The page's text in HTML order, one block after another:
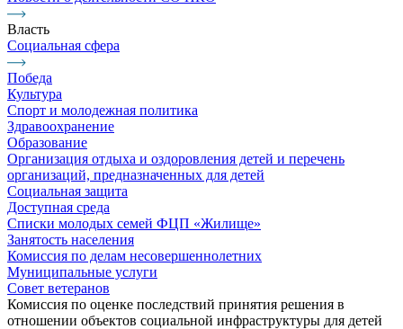
Власть
Социальная сфера
Победа
Культура
Спорт и молодежная политика
Здравоохранение
Образование
Организация отдыха и оздоровления детей и перечень
организаций, предназначенных для детей
Социальная защита
Доступная среда
Списки молодых семей ФЦП «Жилище»
Занятость населения
Комиссия по делам несовершеннолетних
Муниципальные услуги
Совет ветеранов
Комиссия по оценке последствий принятия решения в
отношении объектов социальной инфраструктуры для детей